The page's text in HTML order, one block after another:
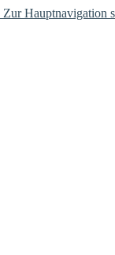
Zur Hauptnavigation